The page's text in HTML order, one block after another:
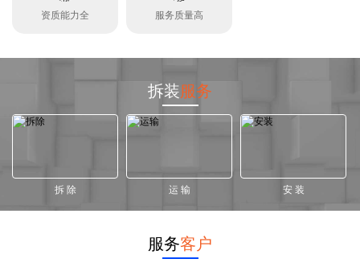
资质能力全 服务质量高
拆装服务
拆 除 运 输 安 装
服务客户